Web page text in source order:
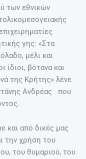
των εθνικών
γης: «Στα
μέλι και
ίδιοι, βότανα και
της Κρήτης» λένε
Ανδρέας που
και από δικές μας
την χρήση του
του θυμαριού, του